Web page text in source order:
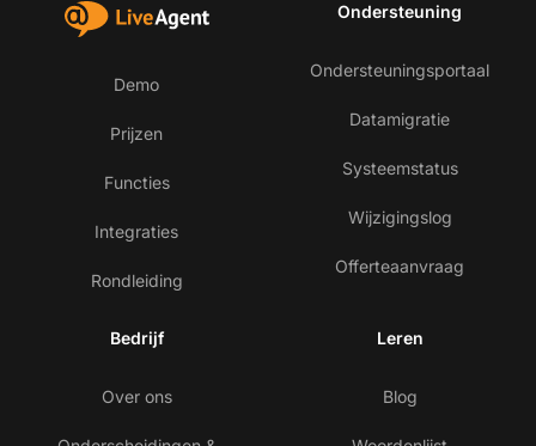
Demo
Prijzen
Functies
Integraties
Rondleiding
Ondersteuning
Ondersteuningsportaal
Datamigratie
Systeemstatus
Wijzigingslog
Offerteaanvraag
Bedrijf
Over ons
Leren
Blog